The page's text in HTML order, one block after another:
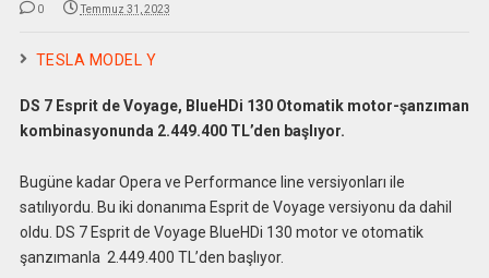
0 Temmuz 31, 2023
TESLA MODEL Y
DS 7 Esprit de Voyage, BlueHDi 130 Otomatik motor-şanzıman
kombinasyonunda 2.449.400 TL’den başlıyor.
Bugüne kadar Opera ve Performance line versiyonları ile
satılıyordu. Bu iki donanıma Esprit de Voyage versiyonu da dahil
oldu. DS 7 Esprit de Voyage BlueHDi 130 motor ve otomatik
şanzımanla 2.449.400 TL’den başlıyor.